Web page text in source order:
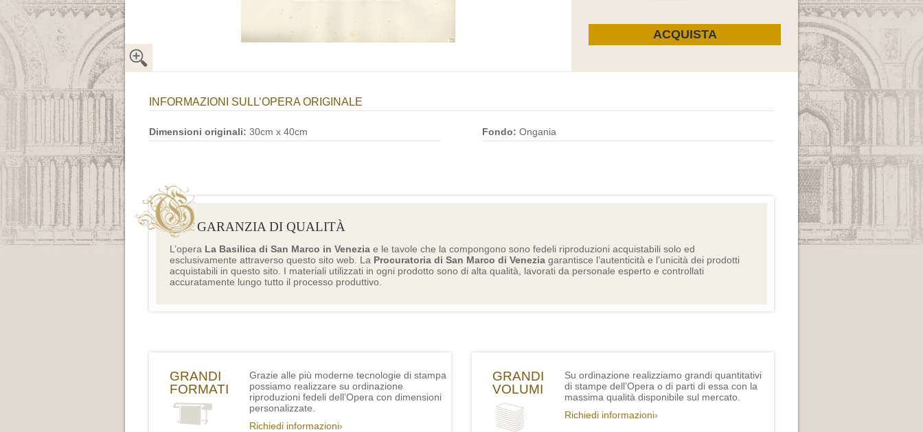
INFORMAZIONI SULL’OPERA ORIGINALE
Dimensioni originali: 30cm x 40cm Fondo: Ongania
GARANZIA DI QUALITÀ
L’opera La Basilica di San Marco in Venezia e le tavole che la compongono sono fedeli riproduzioni acquistabili solo ed
esclusivamente attraverso questo sito web. La Procuratoria di San Marco di Venezia garantisce l’autenticità e l’unicità dei prodotti
acquistabili in questo sito. I materiali utilizzati in ogni prodotto sono di alta qualità, lavorati da personale esperto e controllati
accuratamente lungo tutto il processo produttivo.
GRANDI
FORMATI
Grazie alle più moderne tecnologie di stampa
possiamo realizzare su ordinazione
riproduzioni fedeli dell’Opera con dimensioni
personalizzate.
Richiedi informazioni›
GRANDI
VOLUMI
Su ordinazione realizziamo grandi quantitativi
di stampe dell’Opera o di parti di essa con la
massima qualità disponibile sul mercato.
Richiedi informazioni›